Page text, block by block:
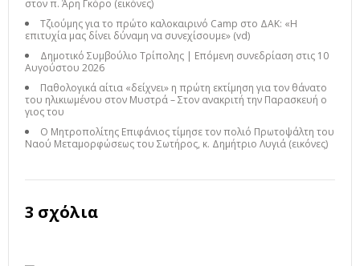
στον π. Άρη Γκόρο (εικόνες)
Τζιούμης για το πρώτο καλοκαιρινό Camp στο ΔΑΚ: «Η
επιτυχία μας δίνει δύναμη να συνεχίσουμε» (vd)
Δημοτικό Συμβούλιο Τρίπολης | Επόμενη συνεδρίαση στις 10
Αυγούστου 2026
Παθολογικά αίτια «δείχνει» η πρώτη εκτίμηση για τον θάνατο
του ηλικιωμένου στον Μυστρά – Στον ανακριτή την Παρασκευή ο
γιος του
Ο Μητροπολίτης Επιφάνιος τίμησε τον πολιό Πρωτοψάλτη του
Ναού Μεταμορφώσεως του Σωτήρος, κ. Δημήτριο Λυγιά (εικόνες)
3 σχόλια